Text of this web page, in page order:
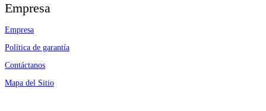
Empresa
Empresa
Política de garantía
Contáctanos
Mapa del Sitio